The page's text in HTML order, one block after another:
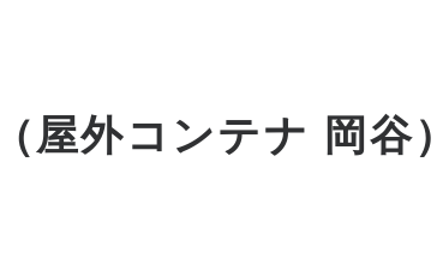
屋外コンテナ 岡谷）